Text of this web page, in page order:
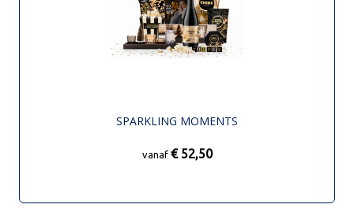
SPARKLING MOMENTS
vanaf € 52,50